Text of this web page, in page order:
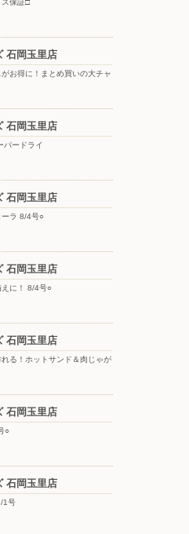
ド＆
ス保証□
石岡玉里店
がお得に！まとめ買いの大チャ
石岡玉里店
パードライ
石岡玉里店
ーラ 8/4号○
石岡玉里店
に！ 8/4号○
石岡玉里店
れる！ホットサンド＆肉じゃが
石岡玉里店
○
石岡玉里店
1号